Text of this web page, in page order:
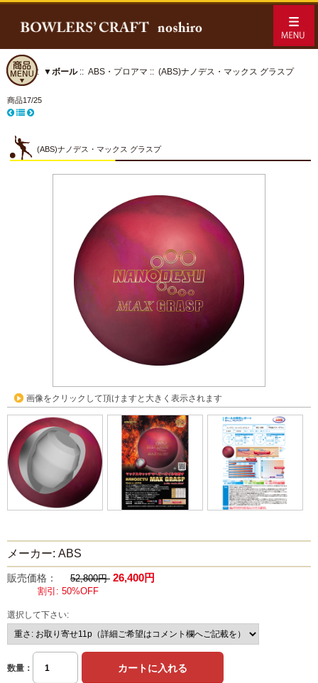
ホーム:: ▼ボール:: ABS・プロアマ :: (ABS)ナノデス・マックス グラスプ
商品17/25
(ABS)ナノデス・マックス グラスプ
画像をクリックして頂けますと大きく表示されます
メーカー: ABS
販売価格： 52,800円 26,400円
割引: 50%OFF
選択して下さい:
数量：